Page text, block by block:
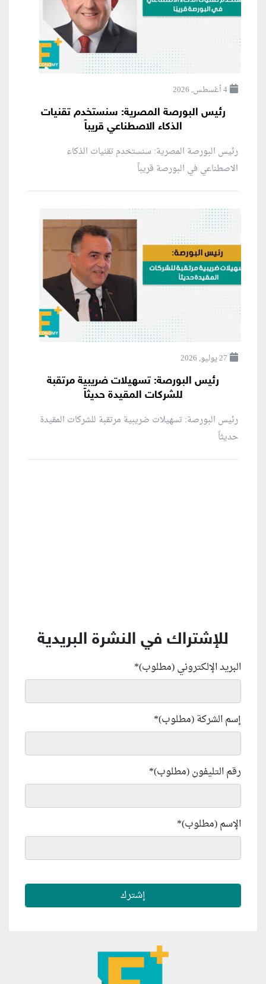
4 أغسطس, 2026
رئيس البورصة المصرية: سنستخدم تقنيات
الذكاء الاصطناعي قريباً
رئيس البورصة المصرية: سنستخدم تقنيات الذكاء
الاصطناعي في البورصة قريباً
27 يوليو, 2026
رئيس البورصة: تسهيلات ضريبية مرتقبة
للشركات المقيدة حديثاً
رئيس البورصة: تسهيلات ضريبية مرتقبة للشركات المقيدة
حديثاً
للإشتراك في النشرة البريدية
البريد الإلكتروني (مطلوب)*
إسم الشركة (مطلوب)*
رقم التليفون (مطلوب)*
الإسم (مطلوب)*